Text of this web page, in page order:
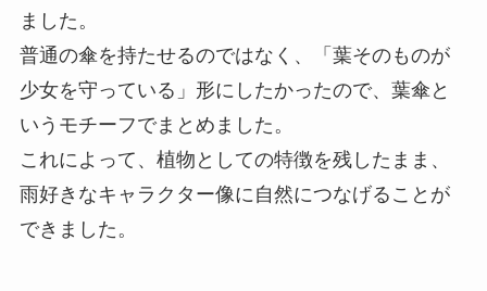
ました。
普通の傘を持たせるのではなく、「葉そのものが
少女を守っている」形にしたかったので、葉傘と
いうモチーフでまとめました。
これによって、植物としての特徴を残したまま、
雨好きなキャラクター像に自然につなげることが
できました。